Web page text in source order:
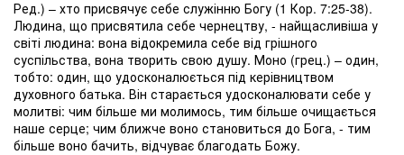
Ред.) – хто присвячує себе служінню Богу (1 Кор. 7:25-38).
Людина, що присвятила себе чернецтву, - найщасливіша у
світі людина: вона відокремила себе від грішного
суспільства, вона творить свою душу. Моно (грец.) – один,
тобто: один, що удосконалюється під керівництвом
духовного батька. Він старається удосконалювати себе у
молитві: чим більше ми молимось, тим більше очищається
наше серце; чим ближче воно становиться до Бога, - тим
більше воно бачить, відчуває благодать Божу.